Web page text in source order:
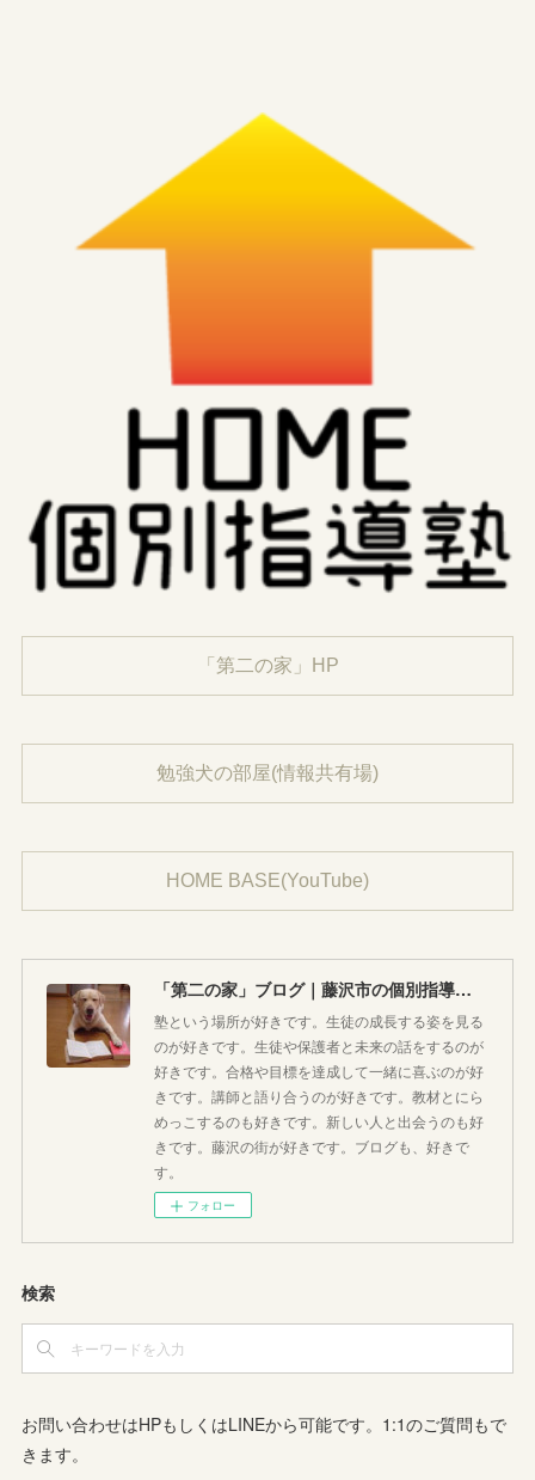
「第二の家」HP
勉強犬の部屋(情報共有場)
HOME BASE(YouTube)
「第二の家」ブログ｜藤沢市の個別指導塾のお話
塾という場所が好きです。生徒の成長する姿を見る
のが好きです。生徒や保護者と未来の話をするのが
好きです。合格や目標を達成して一緒に喜ぶのが好
きです。講師と語り合うのが好きです。教材とにら
めっこするのも好きです。新しい人と出会うのも好
きです。藤沢の街が好きです。ブログも、好きで
す。
フォロー
検索
お問い合わせはHPもしくはLINEから可能です。1:1のご質問もで
きます。